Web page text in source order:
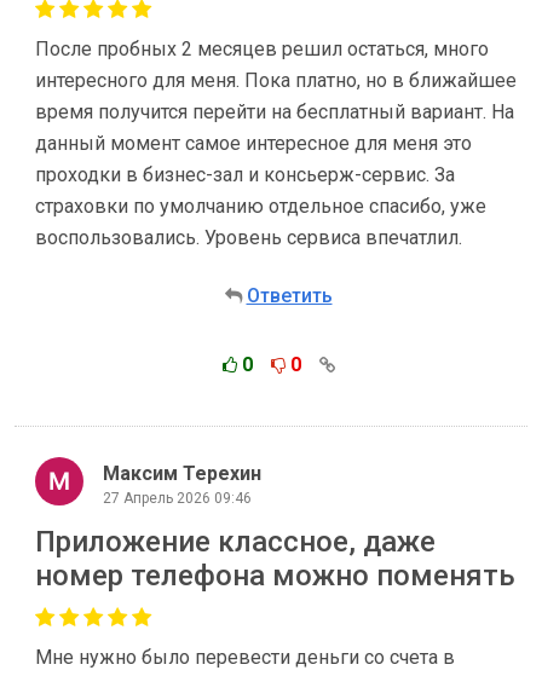
После пробных 2 месяцев решил остаться, много
интересного для меня. Пока платно, но в ближайшее
время получится перейти на бесплатный вариант. На
данный момент самое интересное для меня это
проходки в бизнес-зал и консьерж-сервис. За
страховки по умолчанию отдельное спасибо, уже
воспользовались. Уровень сервиса впечатлил.
Ответить
0 0
Максим Терехин
27 Апрель 2026 09:46
Приложение классное, даже
номер телефона можно поменять
Мне нужно было перевести деньги со счета в